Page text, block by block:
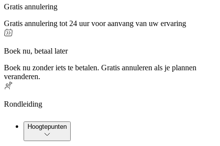
Gratis annulering
Gratis annulering tot 24 uur voor aanvang van uw ervaring
Boek nu, betaal later
Boek nu zonder iets te betalen. Gratis annuleren als je plannen
veranderen.
Rondleiding
Hoogtepunten